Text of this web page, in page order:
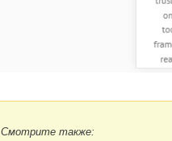
Смотрите также: